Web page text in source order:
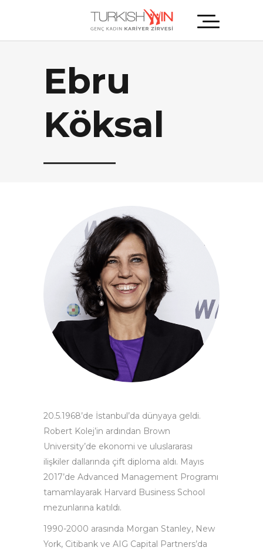
Ebru
Köksal
20.5.1968’de İstanbul’da dünyaya geldi.
Robert Kolej’in ardından Brown
University’de ekonomi ve uluslararası
ilişkiler dallarında çift diploma aldı. Mayıs
2017’de Advanced Management Programı
tamamlayarak Harvard Business School
mezunlarına katıldı.
1990-2000 arasında Morgan Stanley, New
York, Citibank ve AIG Capital Partners’da